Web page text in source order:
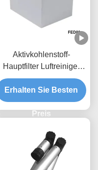
Aktivkohlenstoff-
Hauptfilter Luftreiniger
Filter für FED80
Schweißrauchabzug
Erhalten Sie Besten
Preis